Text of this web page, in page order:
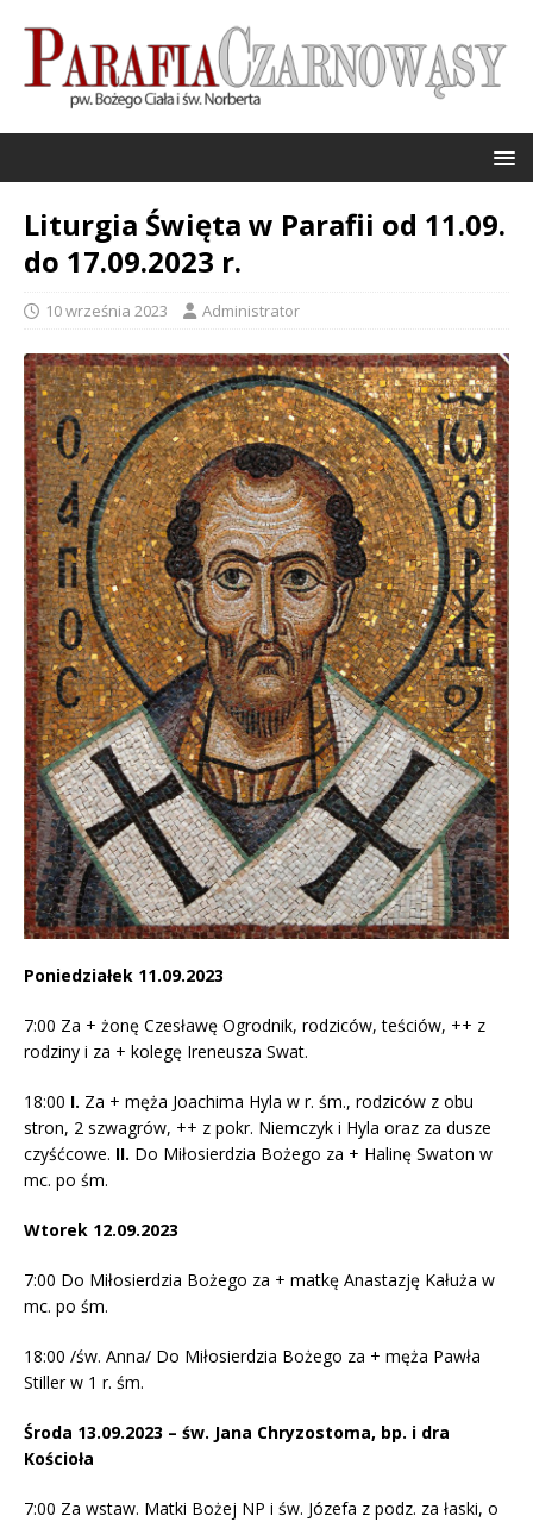
Liturgia Święta w Parafii od 11.09.
do 17.09.2023 r.
10 września 2023 Administrator
Poniedziałek 11.09.2023
7:00 Za + żonę Czesławę Ogrodnik, rodziców, teściów, ++ z
rodziny i za + kolegę Ireneusza Swat.
18:00 I. Za + męża Joachima Hyla w r. śm., rodziców z obu
stron, 2 szwagrów, ++ z pokr. Niemczyk i Hyla oraz za dusze
czyśćcowe. II. Do Miłosierdzia Bożego za + Halinę Swaton w
mc. po śm.
Wtorek 12.09.2023
7:00 Do Miłosierdzia Bożego za + matkę Anastazję Kałuża w
mc. po śm.
18:00 /św. Anna/ Do Miłosierdzia Bożego za + męża Pawła
Stiller w 1 r. śm.
Środa 13.09.2023 – św. Jana Chryzostoma, bp. i dra
Kościoła
7:00 Za wstaw. Matki Bożej NP i św. Józefa z podz. za łaski, o